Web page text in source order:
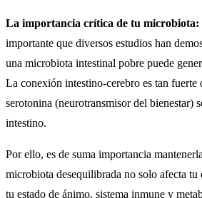
La importancia crítica de tu microbiota:
importante que diversos estudios han
una microbiota intestinal pobre puede
La conexión intestino-cerebro es tan fuerte
serotonina (neurotransmisor del bienestar)
intestino.
Por ello, es de suma importancia
microbiota desequilibrada no solo afecta
tu estado de ánimo, sistema inmune y